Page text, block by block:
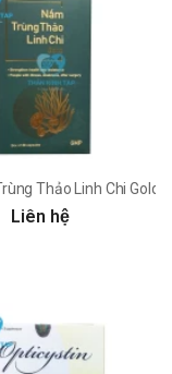
Thảo Linh Chi Gold
Liên hệ